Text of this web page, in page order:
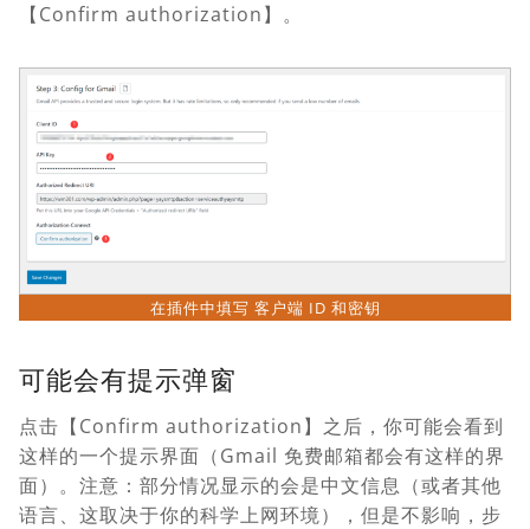
【Confirm authorization】。
在插件中填写 客户端 ID 和密钥
可能会有提示弹窗
点击【Confirm authorization】之后，你可能会看到
这样的一个提示界面（Gmail 免费邮箱都会有这样的界
面）。注意：部分情况显示的会是中文信息（或者其他
语言、这取决于你的科学上网环境），但是不影响，步